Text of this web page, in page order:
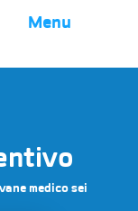
Menu
medico sei